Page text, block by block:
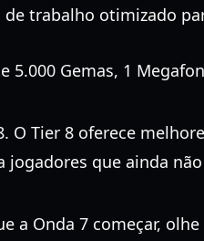
de trabalho otimizado
Gemas, 1
O Tier 8 oferece
jogadores que ainda
a Onda 7 começar,